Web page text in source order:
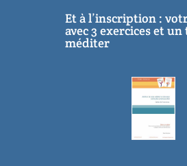
Et à l’inscription :
avec 3 exercices et un
méditer